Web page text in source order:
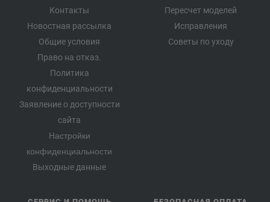
Контакты
Новостная рассылка
Общие условия
Право на отказ.
Политика
конфиденциальности
Заявление о доступности
сайта
Настройки
конфиденциальности
Выходные данные
Пересчет моделей
Исправления
Советы по уходу